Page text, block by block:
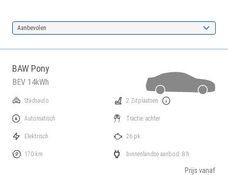
Aanbevolen
BAW Pony
BEV 14kWh
Stadsauto
Automatisch
Elektrisch
170 km
2 Zitplaatsen
Tractie: achter
26 pk
binnenlandse aanbod: 8 h
Prijs vanaf